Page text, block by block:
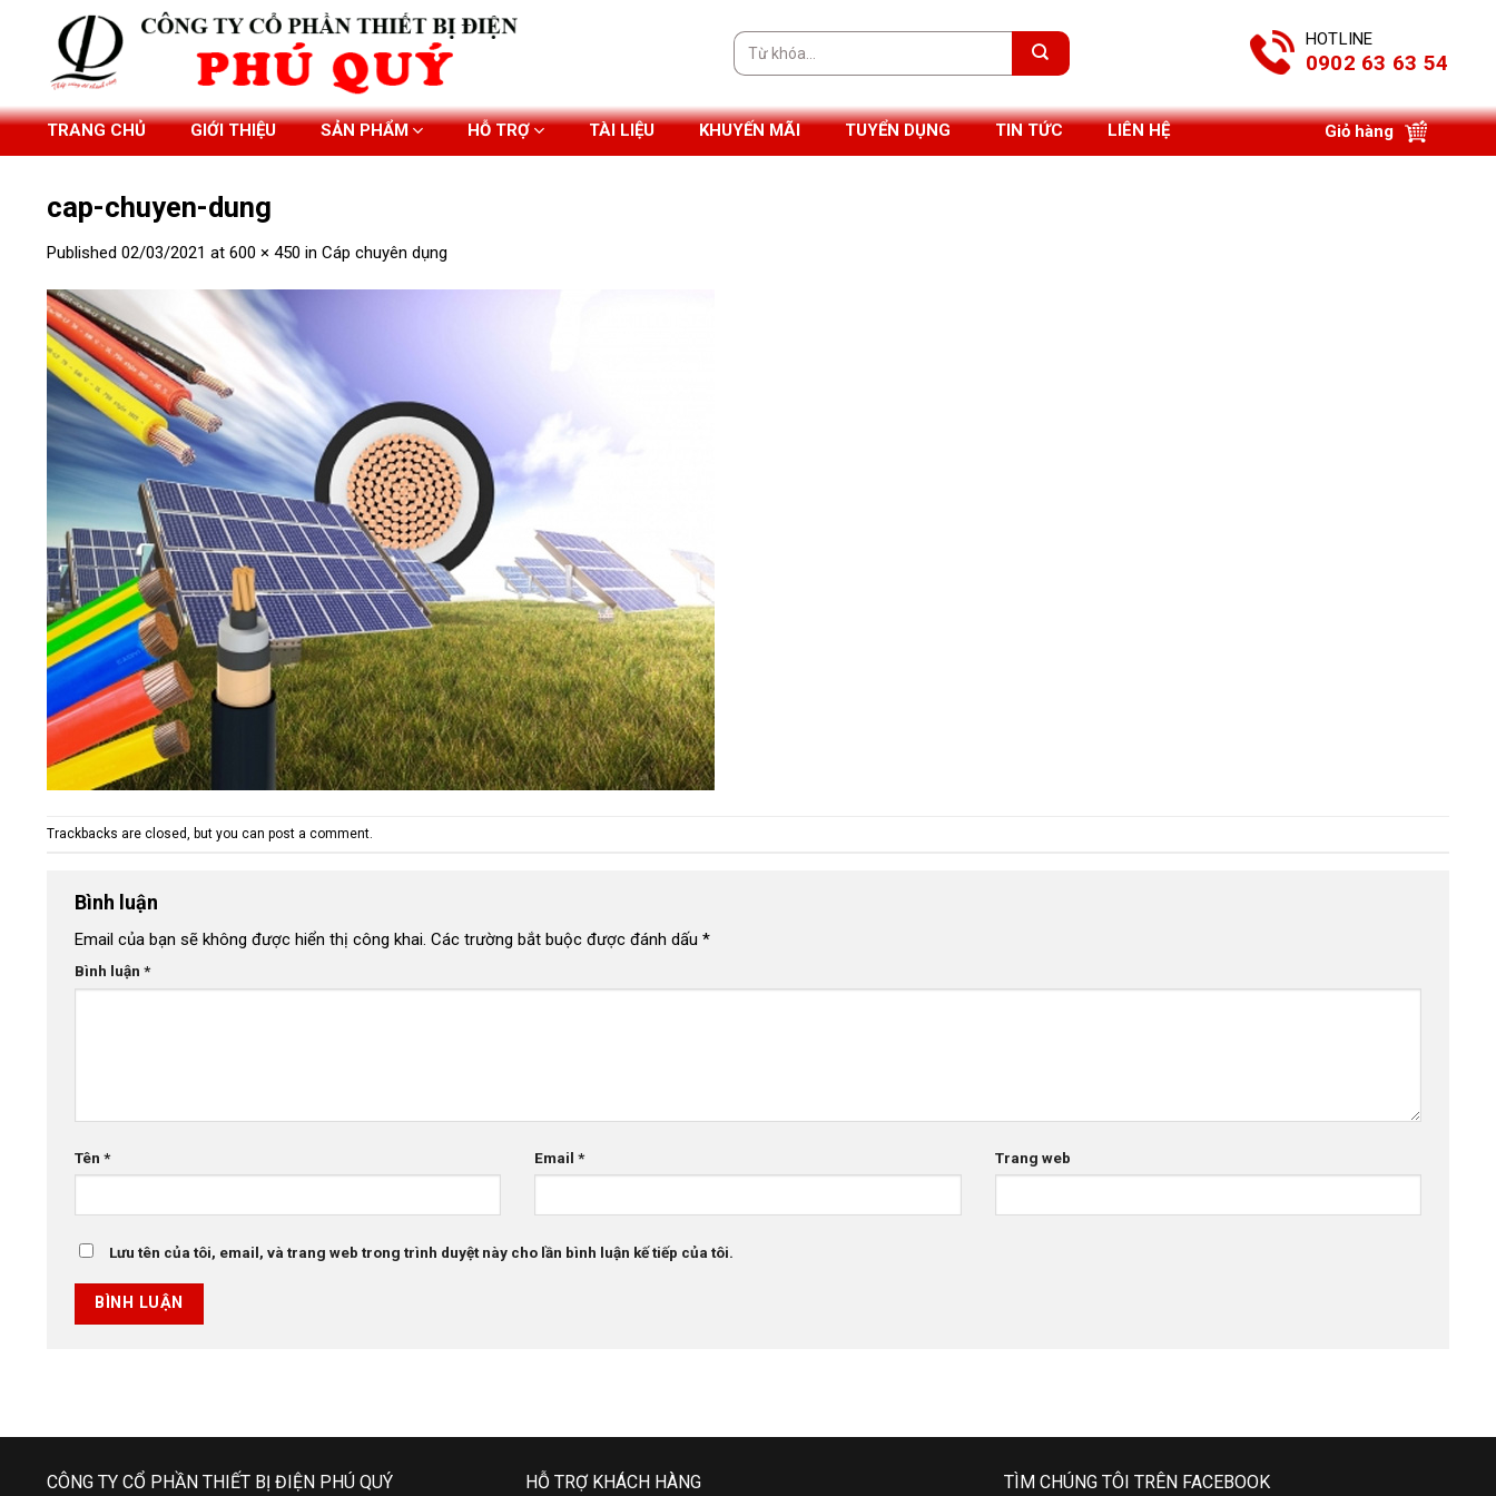
Tìm
kiếm:
HOTLINE
0902 63 63 54
TRANG CHỦ GIỚI THIỆU SẢN PHẨM HỖ TRỢ TÀI LIỆU KHUYẾN MÃI TUYỂN DỤNG TIN TỨC LIÊN HỆ Giỏ hàng
cap-chuyen-dung
Published 02/03/2021 at 600 × 450 in Cáp chuyên dụng
Trackbacks are closed, but you can post a comment
Bình luận
Email của bạn sẽ không được hiển thị công khai. Các trường bắt buộc được đánh dấu *
Bình luận *
Tên * Email* Trang web
Lưu tên của tôi, email, và trang web trong trình duyệt này cho lần bình luận kế tiếp của tôi.
CÔNG TY CỔ PHẦN THIẾT BỊ ĐIỆN PHÚ QUÝ HỖ TRỢ KHÁCH HÀNG TÌM CHÚNG TÔI TRÊN FACEBOOK